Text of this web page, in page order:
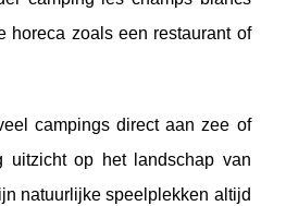
horeca zoals een restaurant of
campings direct aan zee of
uitzicht op het landschap van
natuurlijke speelplekken altijd